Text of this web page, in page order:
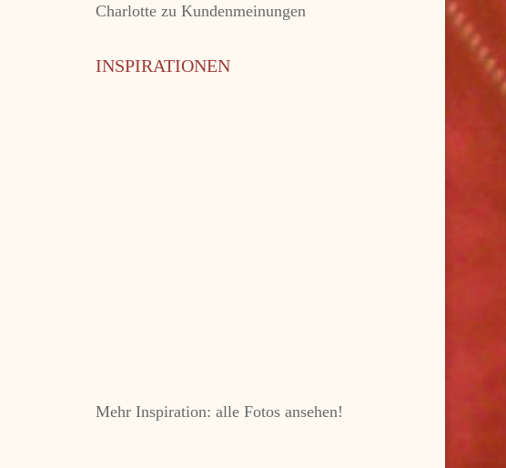
Charlotte zuKundenmeinungen
INSPIRATIONEN
Mehr Inspiration: alle Fotos ansehen!